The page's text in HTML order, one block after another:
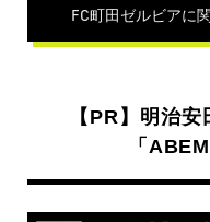
FC町田ゼルビアに
【PR】明治
「